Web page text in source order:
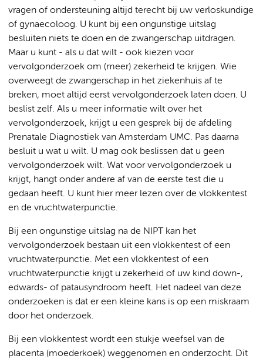
vragen of ondersteuning altijd terecht bij uw verloskundige
of gynaecoloog. U kunt bij een ongunstige uitslag
besluiten niets te doen en de zwangerschap uitdragen.
Maar u kunt - als u dat wilt - ook kiezen voor
vervolgonderzoek om (meer) zekerheid te krijgen. Wie
overweegt de zwangerschap in het ziekenhuis af te
breken, moet altijd eerst vervolgonderzoek laten doen. U
beslist zelf. Als u meer informatie wilt over het
vervolgonderzoek, krijgt u een gesprek bij de afdeling
Prenatale Diagnostiek van Amsterdam UMC. Pas daarna
besluit u wat u wilt. U mag ook beslissen dat u geen
vervolgonderzoek wilt. Wat voor vervolgonderzoek u
krijgt, hangt onder andere af van de eerste test die u
gedaan heeft. U kunt hier meer lezen over de vlokkentest
en de vruchtwaterpunctie.
Bij een ongunstige uitslag na de NIPT kan het
vervolgonderzoek bestaan uit een vlokkentest of een
vruchtwaterpunctie. Met een vlokkentest of een
vruchtwaterpunctie krijgt u zekerheid of uw kind down-,
edwards- of patausyndroom heeft. Het nadeel van deze
onderzoeken is dat er een kleine kans is op een miskraam
door het onderzoek.
Bij een vlokkentest wordt een stukje weefsel van de
placenta (moederkoek) weggenomen en onderzocht. Dit